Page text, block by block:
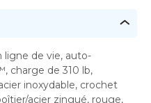
de vie, auto-
charge de 310 lb,
inoxydable, crochet
acier zingué, rouge,